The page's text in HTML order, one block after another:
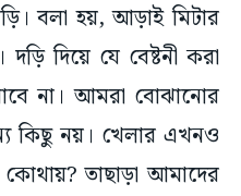
বলা হয়, আড়াই মিটার
দিয়ে যে বেষ্টনী করা
না। আমরা বোঝানোর
কিছু নয়। খেলার এখনও
তাছাড়া আমাদের